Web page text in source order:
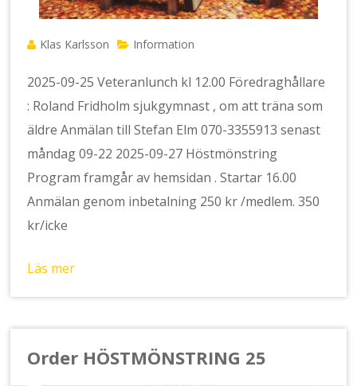
Klas Karlsson Information
2025-09-25 Veteranlunch kl 12.00 Föredraghållare
: Roland Fridholm sjukgymnast , om att träna som
äldre Anmälan till Stefan Elm 070-3355913 senast
måndag 09-22 2025-09-27 Höstmönstring
Program framgår av hemsidan . Startar 16.00
Anmälan genom inbetalning 250 kr /medlem. 350
kr/icke
Läs mer
Order HÖSTMÖNSTRING 25